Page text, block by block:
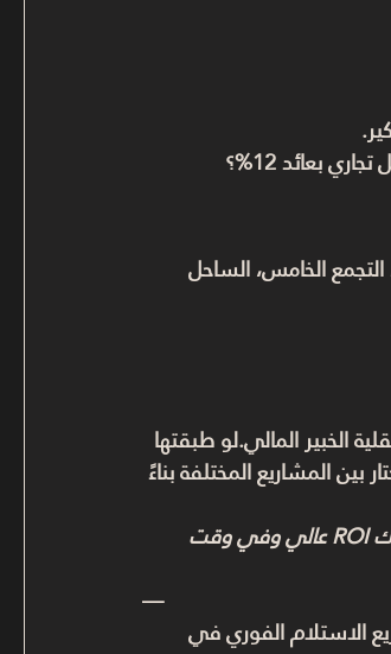
التجمع الخامس، الساحل
الخبير المالي.لو طبقتها
المشاريع المختلفة بناءً
لو محتاج استشارة تساعدك تختار أفضل استثمار عقاري في مصر يحقق لك ROI عالي وفي وقت
—
الاستلام الفوري في